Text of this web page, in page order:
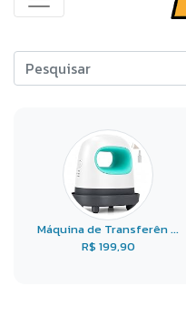
Máquina de Transferên ...
R$ 199,90